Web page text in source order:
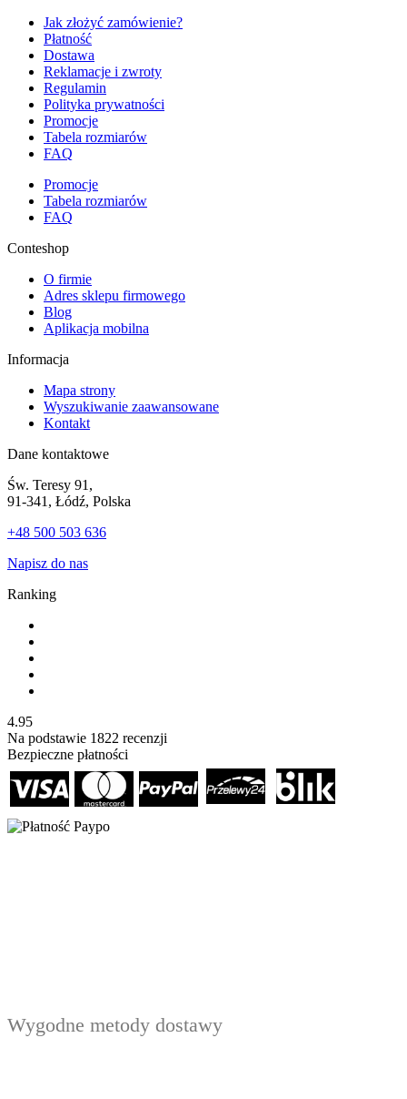
Jak złożyć zamówienie?
Płatność
Dostawa
Reklamacje i zwroty
Regulamin
Polityka prywatności
Promocje
Tabela rozmiarów
FAQ
Promocje
Tabela rozmiarów
FAQ
Conteshop
O firmie
Adres sklepu firmowego
Blog
Aplikacja mobilna
Informacja
Mapa strony
Wyszukiwanie zaawansowane
Kontakt
Dane kontaktowe
Św. Teresy 91,
91-341, Łódź, Polska
+48 500 503 636
Napisz do nas
Ranking
4.95
Na podstawie 1822 recenzji
Bezpieczne płatności
Wygodne metody dostawy